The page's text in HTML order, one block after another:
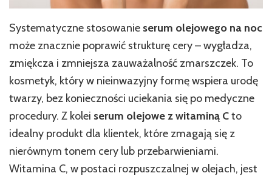
Systematyczne stosowanie serum olejowego na noc
może znacznie poprawić strukturę cery – wygładza,
zmiękcza i zmniejsza zauważalność zmarszczek. To
kosmetyk, który w nieinwazyjny formę wspiera urodę
twarzy, bez konieczności uciekania się po medyczne
procedury. Z kolei serum olejowe z witaminą Cto
idealny produkt dla klientek, które zmagają się z
nierównym tonem cery lub przebarwieniami.
Witamina C, w postaci rozpuszczalnej w olejach, jest